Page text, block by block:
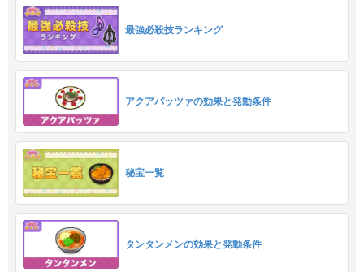
最強必殺技ランキング
アクアパッツァの効果と発動条件
秘宝一覧
タンタンメンの効果と発動条件